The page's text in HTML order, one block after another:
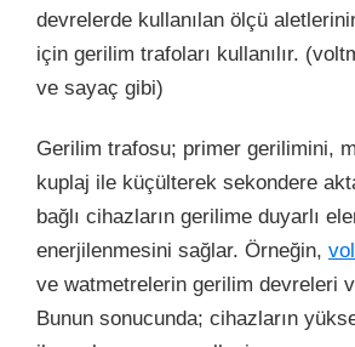
devrelerde kullanılan ölçü
için gerilim trafoları kullanılır.
ve sayaç gibi)
Gerilim trafosu; primer gerilimini,
kuplaj ile küçülterek sekondere
bağlı cihazların gerilime duyarlı
enerjilenmesini sağlar. Örneğin,
ve watmetrelerin gerilim devreleri
Bunun sonucunda; cihazların